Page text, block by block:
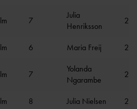
7
Julia
Henriksson
6 Maria Freij
7
Yolanda
Ngarambe
8 Julia Nielsen